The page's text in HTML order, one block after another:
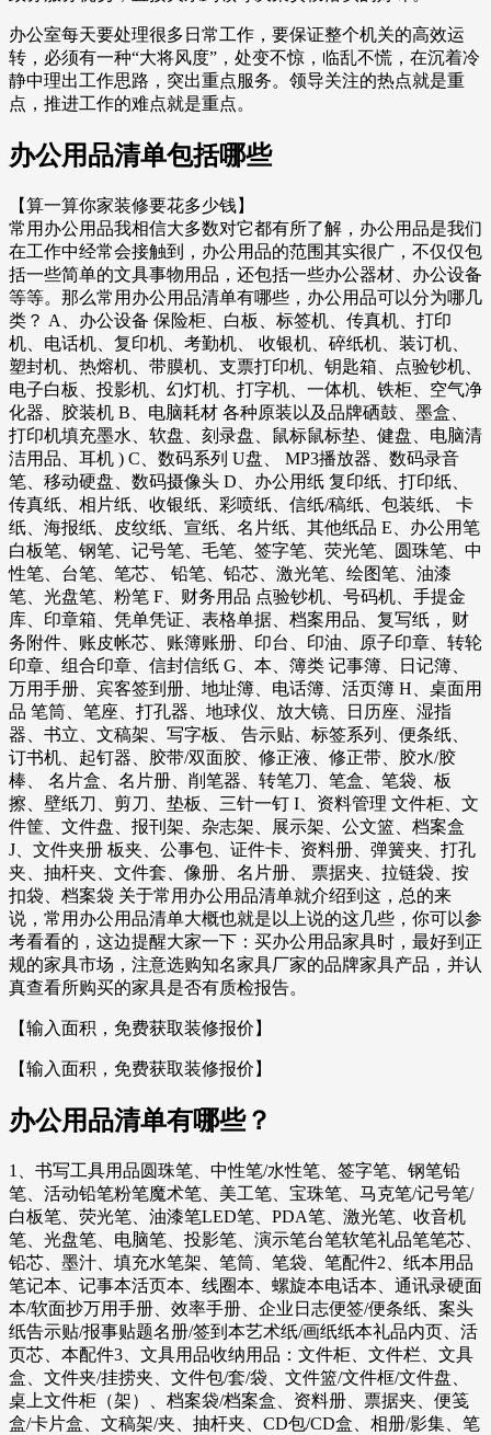
办公室每天要处理很多日常工作，要保证整个机关的高效运
转，必须有一种“大将风度”，处变不惊，临乱不慌，在沉着冷
静中理出工作思路，突出重点服务。领导关注的热点就是重
点，推进工作的难点就是重点。
办公用品清单包括哪些
【算一算你家装修要花多少钱】
常用办公用品我相信大多数对它都有所了解，办公用品是我们
在工作中经常会接触到，办公用品的范围其实很广，不仅仅包
括一些简单的文具事物用品，还包括一些办公器材、办公设备
等等。那么常用办公用品清单有哪些，办公用品可以分为哪几
类？ A、办公设备 保险柜、白板、标签机、传真机、打印
机、电话机、复印机、考勤机、 收银机、碎纸机、装订机、
塑封机、热熔机、带膜机、支票打印机、钥匙箱、点验钞机、
电子白板、投影机、幻灯机、打字机、一体机、铁柜、空气净
化器、胶装机 B、电脑耗材 各种原装以及品牌硒鼓、墨盒、
打印机填充墨水、软盘、刻录盘、鼠标鼠标垫、健盘、电脑清
洁用品、耳机 ) C、数码系列 U盘、 MP3播放器、数码录音
笔、移动硬盘、数码摄像头 D、办公用纸 复印纸、打印纸、
传真纸、相片纸、收银纸、彩喷纸、信纸/稿纸、包装纸、 卡
纸、海报纸、皮纹纸、宣纸、名片纸、其他纸品 E、办公用笔
白板笔、钢笔、记号笔、毛笔、签字笔、荧光笔、圆珠笔、中
性笔、台笔、笔芯、 铅笔、铅芯、激光笔、绘图笔、油漆
笔、光盘笔、粉笔 F、财务用品 点验钞机、号码机、手提金
库、印章箱、凭单凭证、表格单据、档案用品、复写纸， 财
务附件、账皮帐芯、账簿账册、印台、印油、原子印章、转轮
印章、组合印章、信封信纸 G、本、簿类 记事簿、日记簿、
万用手册、宾客签到册、地址簿、电话簿、活页簿 H、桌面用
品 笔筒、笔座、打孔器、地球仪、放大镜、日历座、湿指
器、书立、文稿架、写字板、 告示贴、标签系列、便条纸、
订书机、起钉器、胶带/双面胶、修正液、修正带、胶水/胶
棒、 名片盒、名片册、削笔器、转笔刀、笔盒、笔袋、板
擦、壁纸刀、剪刀、垫板、三针一钉 I、资料管理 文件柜、文
件筐、文件盘、报刊架、杂志架、展示架、公文篮、档案盒
J、文件夹册 板夹、公事包、证件卡、资料册、弹簧夹、打孔
夹、抽杆夹、文件套、像册、名片册、 票据夹、拉链袋、按
扣袋、档案袋 关于常用办公用品清单就介绍到这，总的来
说，常用办公用品清单大概也就是以上说的这几些，你可以参
考看看的，这边提醒大家一下：买办公用品家具时，最好到正
规的家具市场，注意选购知名家具厂家的品牌家具产品，并认
真查看所购买的家具是否有质检报告。
【输入面积，免费获取装修报价】
【输入面积，免费获取装修报价】
办公用品清单有哪些？
1、书写工具用品圆珠笔、中性笔/水性笔、签字笔、钢笔铅
笔、活动铅笔粉笔魔术笔、美工笔、宝珠笔、马克笔/记号笔/
白板笔、荧光笔、油漆笔LED笔、PDA笔、激光笔、收音机
笔、光盘笔、电脑笔、投影笔、演示笔台笔软笔礼品笔笔芯、
铅芯、墨汁、填充水笔架、笔筒、笔袋、笔配件2、纸本用品
笔记本、记事本活页本、线圈本、螺旋本电话本、通讯录硬面
本/软面抄万用手册、效率手册、企业日志便签/便条纸、案头
纸告示贴/报事贴题名册/签到本艺术纸/画纸纸本礼品内页、活
页芯、本配件3、文具用品收纳用品：文件柜、文件栏、文具
盒、文件夹/挂捞夹、文件包/套/袋、文件篮/文件框/文件盘、
桌上文件柜（架）、档案袋/档案盒、资料册、票据夹、便笺
盒/卡片盒、文稿架/夹、抽杆夹、CD包/CD盒、相册/影集、笔